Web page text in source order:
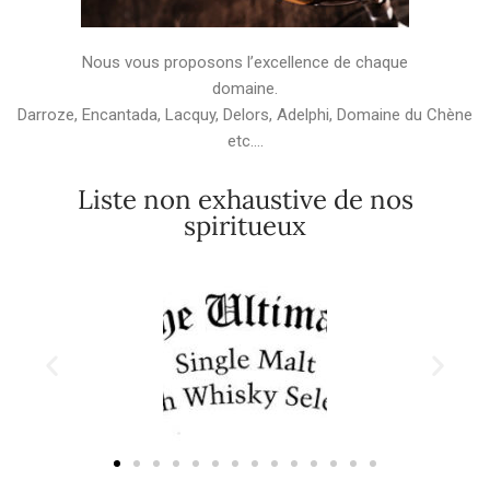
Nous vous proposons l’excellence de chaque
domaine.
Darroze, Encantada, Lacquy, Delors, Adelphi, Domaine du Chène
etc….
Liste non exhaustive de nos
spiritueux